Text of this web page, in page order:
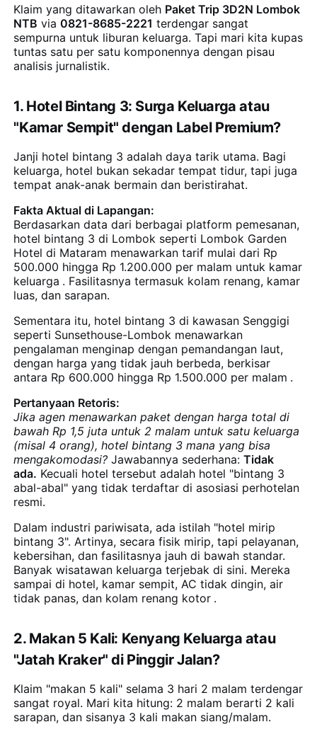
Klaim yang ditawarkan oleh Paket Trip 3D2N Lombok
NTB via0821-8685-2221 terdengar sangat
sempurna untuk liburan keluarga. Tapi mari kita kupas
tuntas satu per satu komponennya dengan pisau
analisis jurnalistik.
1. Hotel Bintang 3: Surga Keluarga atau
"Kamar Sempit" dengan Label Premium?
Janji hotel bintang 3 adalah daya tarik utama. Bagi
keluarga, hotel bukan sekadar tempat tidur, tapi juga
tempat anak-anak bermain dan beristirahat.
Fakta Aktual di Lapangan:
Berdasarkan data dari berbagai platform pemesanan,
hotel bintang 3 di Lombok seperti Lombok Garden
Hotel di Mataram menawarkan tarif mulai dari Rp
500.000 hingga Rp 1.200.000 per malam untuk kamar
keluarga. Fasilitasnya termasuk kolam renang, kamar
luas, dan sarapan.
Sementara itu, hotel bintang 3 di kawasan Senggigi
seperti Sunsethouse-Lombok menawarkan
pengalaman menginap dengan pemandangan laut,
dengan harga yang tidak jauh berbeda, berkisar
antara Rp 600.000 hingga Rp 1.500.000 per malam.
Pertanyaan Retoris:
Jika agen menawarkan paket dengan harga total di
bawah Rp 1,5 juta untuk 2 malam untuk satu keluarga
(misal 4 orang), hotel bintang 3 mana yang bisa
mengakomodasi? Jawabannya sederhana:Tidak
ada. Kecuali hotel tersebut adalah hotel "bintang 3
abal-abal" yang tidak terdaftar di asosiasi perhotelan
resmi.
Dalam industri pariwisata, ada istilah "hotel mirip
bintang 3". Artinya, secara fisik mirip, tapi pelayanan,
kebersihan, dan fasilitasnya jauh di bawah standar.
Banyak wisatawan keluarga terjebak di sini. Mereka
sampai di hotel, kamar sempit, AC tidak dingin, air
tidak panas, dan kolam renang kotor.
2. Makan 5 Kali: Kenyang Keluarga atau
"Jatah Kraker" di Pinggir Jalan?
Klaim "makan 5 kali" selama 3 hari 2 malam terdengar
sangat royal. Mari kita hitung: 2 malam berarti 2 kali
sarapan, dan sisanya 3 kali makan siang/malam.